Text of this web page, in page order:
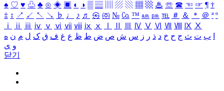
♠ ♡ ♥ ♧ ♣ ⊙ ◈ ▣ ◐ ◑ ▒ ▤ ▨ ▧ ▦ ▩ ♨ ☏ ☎ ☜ ☞ ¶ †
‡ ↕ ↗ ↙ ↖ ↘ ♭ ♩ ♪ ♬ ㉿ ㈜ № ㏇ ™ ㏂ ㏘ ℡ ＃ ＆ ＊ ＠ ª º
ⅰ
ⅱ ⅲ ⅳ ⅴ ⅵ ⅶ ⅷ ⅸ ⅹ Ⅳ Ⅴ Ⅵ Ⅶ Ⅷ Ⅸ Ⅹ
ب ت ث ج ح خ د ذ ر ز س ش ص ض ط ظ ع غ ف ق ک ل م ن ه
و ی
닫기